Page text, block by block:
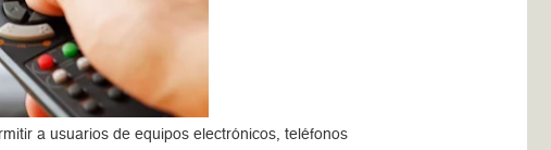
a usuarios de equipos electrónicos, teléfonos